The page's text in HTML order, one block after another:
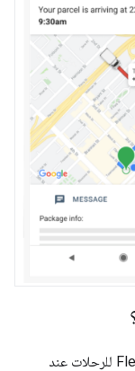
حزمة Consumer SDK هي جزء من Fleet Engine للرحلات عند